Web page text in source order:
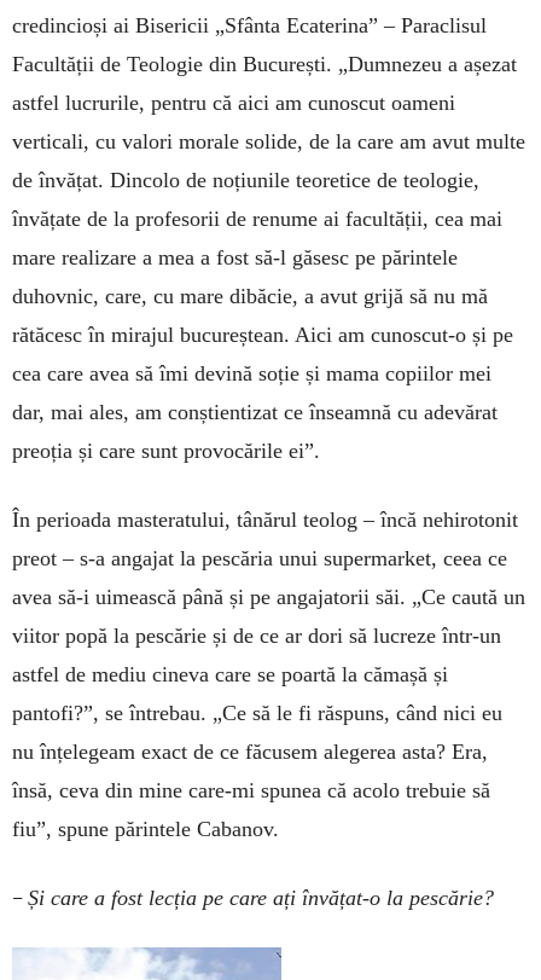
credincioși ai Bisericii „Sfânta Ecaterina” – Paraclisul
Facultății de Teologie din București. „Dumnezeu a așezat
astfel lucrurile, pentru că aici am cunoscut oameni
verticali, cu valori morale solide, de la care am avut multe
de învățat. Dincolo de noțiunile teoretice de teologie,
învățate de la profesorii de renume ai facultății, cea mai
mare realizare a mea a fost să-l găsesc pe părintele
duhovnic, care, cu mare dibăcie, a avut grijă să nu mă
rătăcesc în mirajul bucureștean. Aici am cunoscut-o și pe
cea care avea să îmi devină soție și mama copiilor mei
dar, mai ales, am conștientizat ce înseamnă cu adevărat
preoția și care sunt provocările ei”.
În perioada masteratului, tânărul teolog – încă nehirotonit
preot – s-a angajat la pescăria unui supermarket, ceea ce
avea să-i uimească până și pe angajatorii săi. „Ce caută un
viitor popă la pescărie și de ce ar dori să lucreze într-un
astfel de mediu cineva care se poartă la cămașă și
pantofi?”, se întrebau. „Ce să le fi răspuns, când nici eu
nu înțelegeam exact de ce făcusem alegerea asta? Era,
însă, ceva din mine care-mi spunea că acolo trebuie să
fiu”, spune părintele Cabanov.
– Și care a fost lecția pe care ați învățat-o la pescărie?